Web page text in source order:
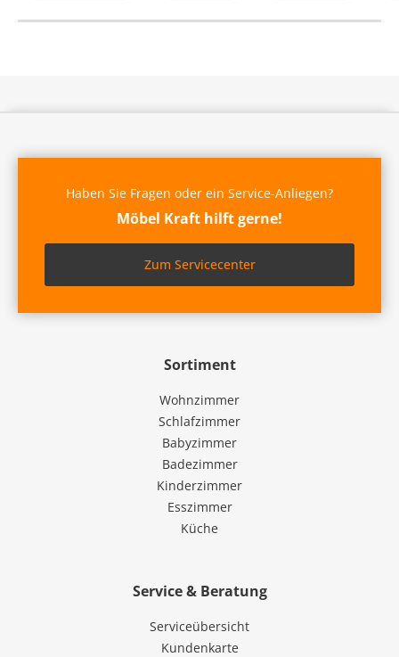
Sortiment
Wohnzimmer
Schlafzimmer
Babyzimmer
Badezimmer
Kinderzimmer
Esszimmer
Küche
Service & Beratung
Serviceübersicht
Kundenkarte
Haben Sie Fragen oder ein Service-Anliegen?
Möbel Kraft hilft gerne!
Zum Servicecenter